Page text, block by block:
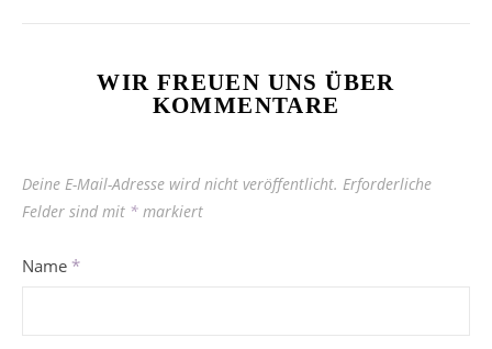
WIR FREUEN UNS ÜBER
KOMMENTARE
Deine E-Mail-Adresse wird nicht veröffentlicht. Erforderliche
Felder sind mit * markiert
Name *